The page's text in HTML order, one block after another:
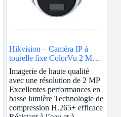
Hikvision – Caméra IP à
tourelle fixe ColorVu 2 MP |
2.8mm | DS-2CD1327G0-L
Imagerie de haute qualité
avec une résolution de 2 MP
Excellentes performances en
basse lumière Technologie de
compression H.265+ efficace